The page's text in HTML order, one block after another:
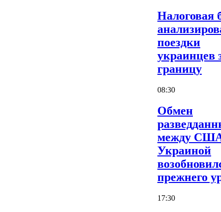
Налоговая
поездки
украинцев
границу
08:30
Обмен
между
Украиной
прежнего
17:30